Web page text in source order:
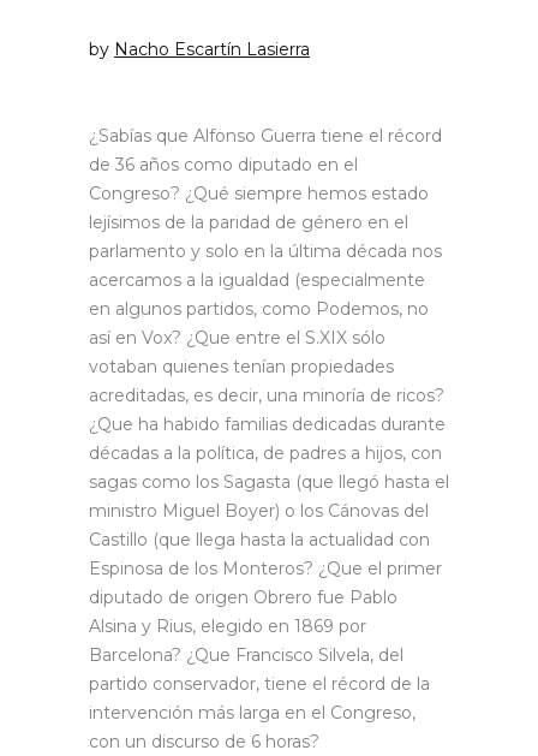
by Nacho Escartín Lasierra
¿Sabías que Alfonso Guerra tiene el récord
de 36 años como diputado en el
Congreso? ¿Qué siempre hemos estado
lejísimos de la paridad de género en el
parlamento y solo en la última década nos
acercamos a la igualdad (especialmente
en algunos partidos, como Podemos, no
así en Vox? ¿Que entre el S.XIX sólo
votaban quienes tenían propiedades
acreditadas, es decir, una minoría de ricos?
¿Que ha habido familias dedicadas durante
décadas a la política, de padres a hijos, con
sagas como los Sagasta (que llegó hasta el
ministro Miguel Boyer) o los Cánovas del
Castillo (que llega hasta la actualidad con
Espinosa de los Monteros? ¿Que el primer
diputado de origen Obrero fue Pablo
Alsina y Rius, elegido en 1869 por
Barcelona? ¿Que Francisco Silvela, del
partido conservador, tiene el récord de la
intervención más larga en el Congreso,
con un discurso de 6 horas?